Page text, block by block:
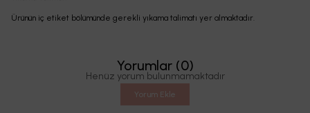
Ürünün iç etiket bölümünde gerekli yıkama talimatı yer almaktadır.
Yorumlar(0)
Henüz yorum bulunmamaktadır
Yorum Ekle